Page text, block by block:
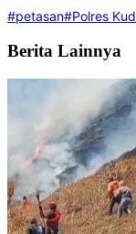
#petasan#Polres
Berita Lainnya